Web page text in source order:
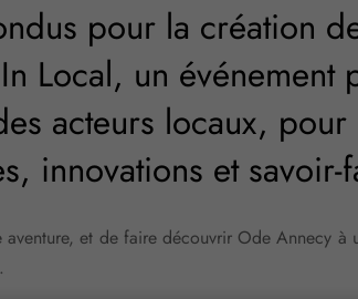
pour la création
Local, un événement
acteurs locaux,
innovations et savoir-
et de faire découvrir Ode Annecy à